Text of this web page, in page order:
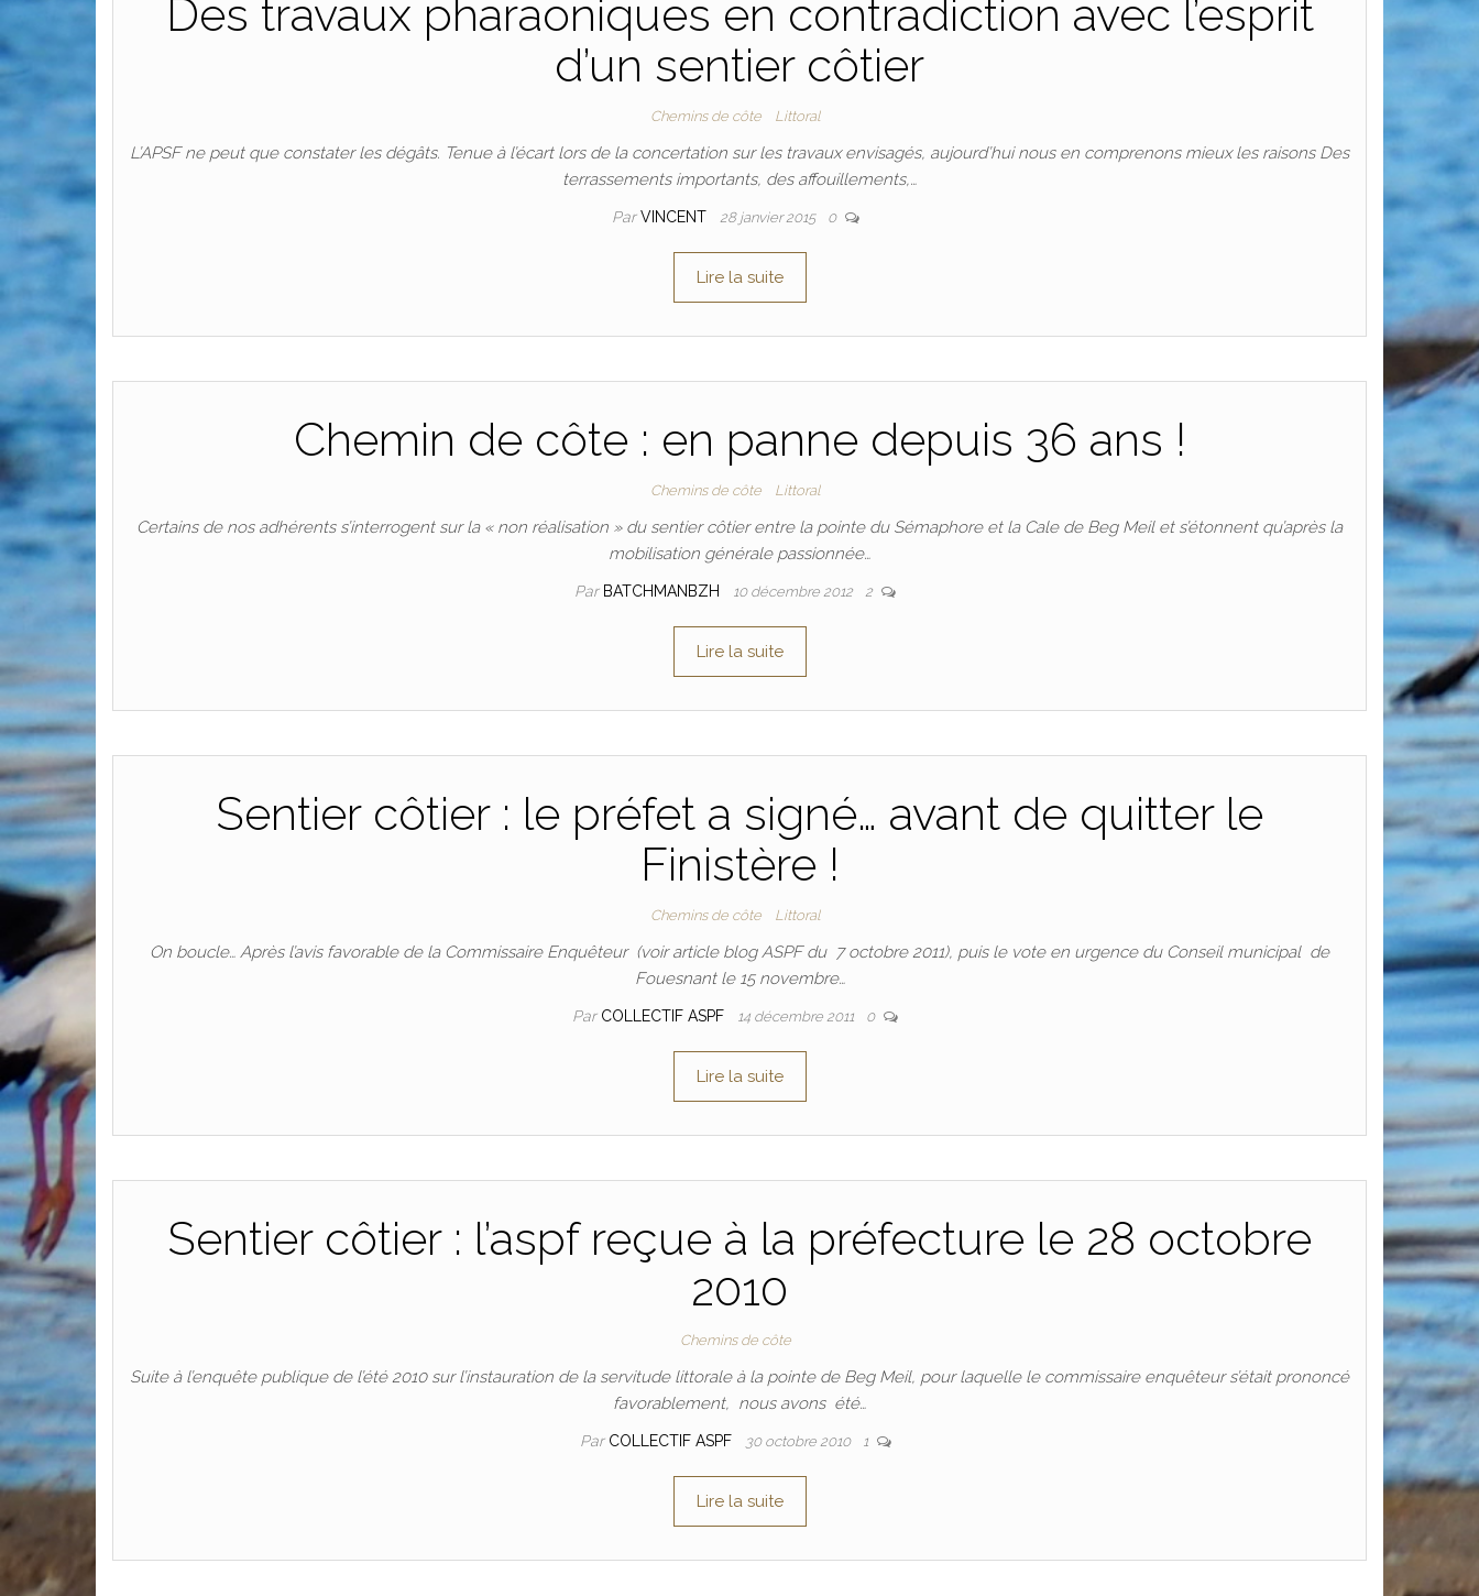
Des travaux pharaoniques en contradiction avec l’esprit
d’un sentier côtier
Chemins de côte Littoral
L’APSF ne peut que constater les dégâts. Tenue à l’écart lors de la concertation sur les travaux envisagés, aujourd’hui nous en comprenons mieux les raisons Des
terrassements importants, des affouillements,…
ParVINCENT 28 janvier 2015 0
Lire la suite
Chemin de côte : en panne depuis 36 ans !
Chemins de côte Littoral
Certains de nos adhérents s’interrogent sur la « non réalisation » du sentier côtier entre la pointe du Sémaphore et la Cale de Beg Meil et s’étonnent qu’après la
mobilisation générale passionnée…
Par BATCHMANBZH 10 décembre 2012 2
Lire la suite
Sentier côtier : le préfet a signé… avant de quitter le
Finistère !
Chemins de côte Littoral
On boucle… Après l’avis favorable de la Commissaire Enquêteur (voir article blog ASPF du 7 octobre 2011), puis le vote en urgence du Conseil municipal de
Fouesnant le 15 novembre…
Par COLLECTIF ASPF 14 décembre 2011 0
Lire la suite
Sentier côtier : l’aspf reçue à la préfecture le 28 octobre
2010
Chemins de côte
Suite à l’enquête publique de l’été 2010 sur l’instauration de la servitude littorale à la pointe de Beg Meil, pour laquelle le commissaire enquêteur s’était prononcé
favorablement, nous avons été…
Par COLLECTIF ASPF 30 octobre 2010 1
Lire la suite